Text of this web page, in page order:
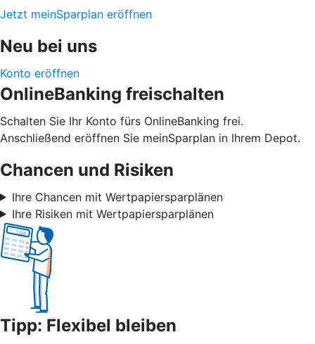
Jetzt meinSparplan eröffnen
Neu bei uns
Konto eröffnen
OnlineBanking freischalten
Schalten Sie Ihr Konto fürs OnlineBanking frei.
Anschließend eröffnen Sie meinSparplan in Ihrem Depot.
Chancen und Risiken
Ihre Chancen mit Wertpapiersparplänen
Ihre Risiken mit Wertpapiersparplänen
Tipp: Flexibel bleiben